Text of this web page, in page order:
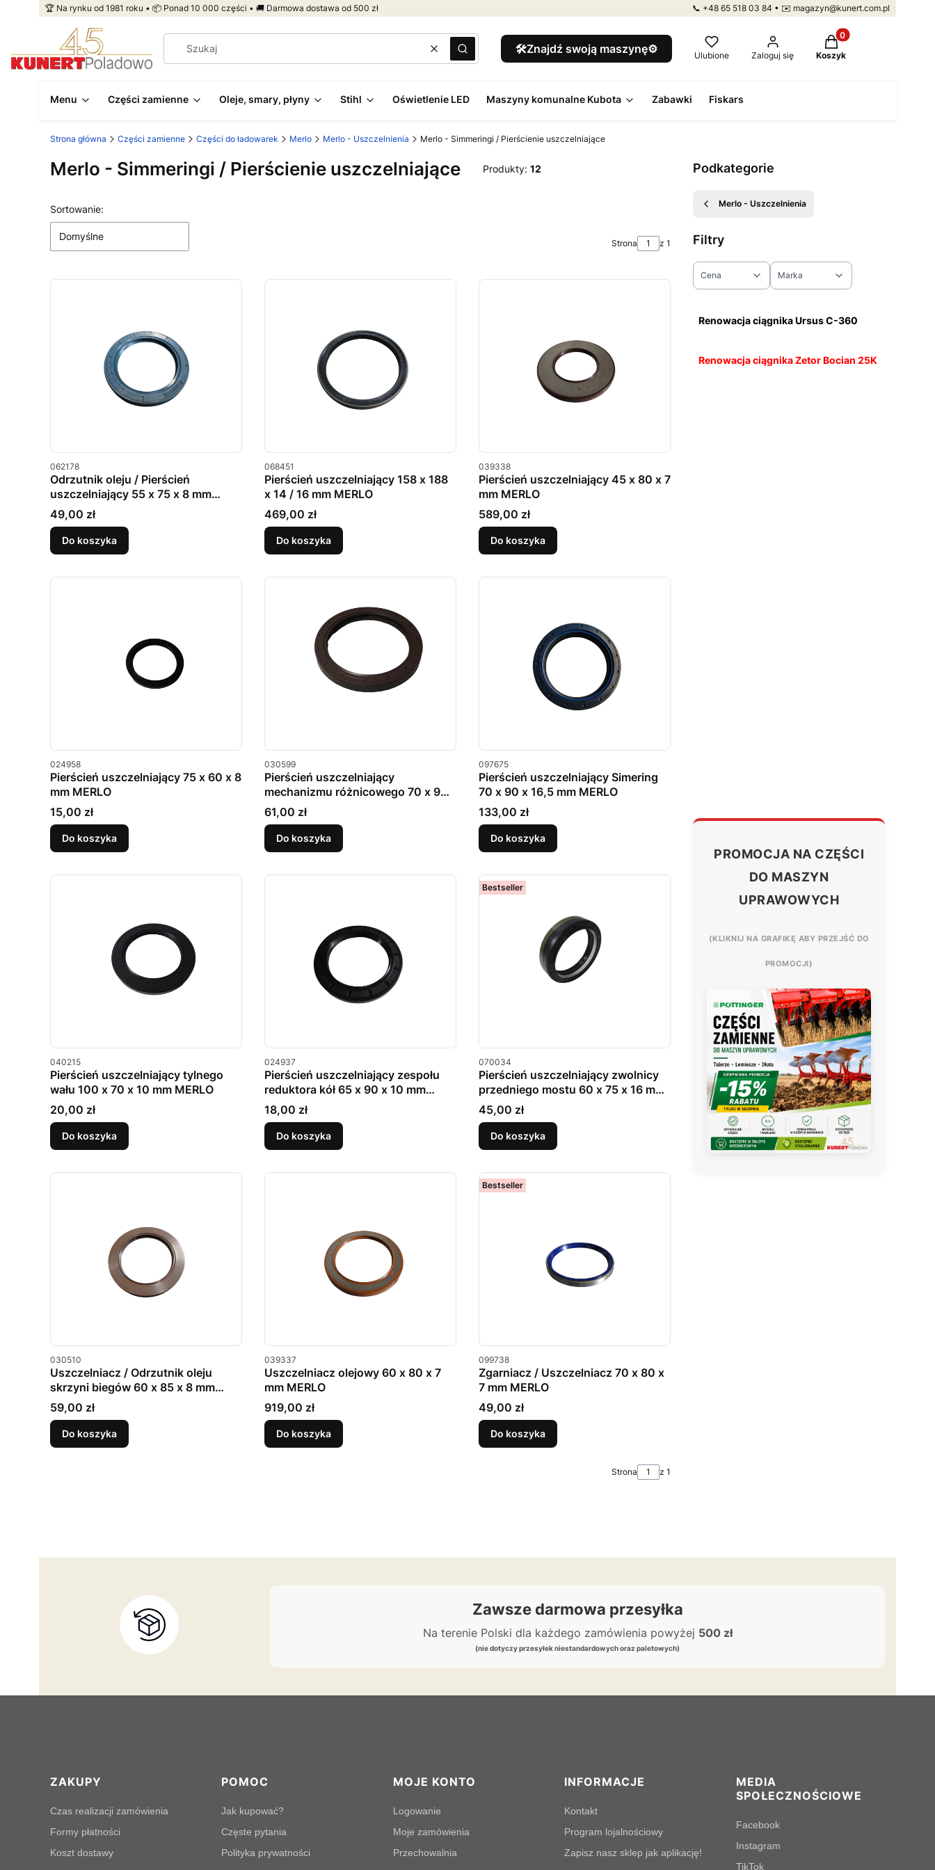
🏆 Na rynku od 1981 roku • 📦 Ponad 10 000 części • 🚚 Darmowa dostawa od 500 zł 📞 +48 65 518 03 84 • ✉️ magazyn@kunert.com.pl
WyczyśćSzukaj 🛠️Znajdź swoją maszynę⚙️ Ulubione Zaloguj się
Produkty w koszyku:
Koszyk
Menu Części zamienne Oleje, smary, płyny Stihl Oświetlenie LED Maszyny komunalne Kubota Zabawki Fiskars
Strona główna Części zamienne Części do ładowarek Merlo Merlo - Uszczelnienia Merlo - Simmeringi / Pierścienie uszczelniające
Merlo - Simmeringi / Pierścienie uszczelniające Produkty: 12
Lista produktów
Sortowanie:
Domyślne
Strona z 1
Kod produktu
062178
Odrzutnik oleju / Pierścień
uszczelniający 55 x 75 x 8 mm
MERLO
Cena
49,00 zł
Do koszyka
Kod produktu
068451
Pierścień uszczelniający 158 x 188
x 14 / 16 mm MERLO
Cena
469,00 zł
Do koszyka
Kod produktu
039338
Pierścień uszczelniający 45 x 80 x 7
mm MERLO
Cena
589,00 zł
Do koszyka
Kod produktu
024958
Pierścień uszczelniający 75 x 60 x 8
mm MERLO
Cena
15,00 zł
Do koszyka
Kod produktu
030599
Pierścień uszczelniający
mechanizmu różnicowego 70 x 90
x 10 mm MERLO
Cena
61,00 zł
Do koszyka
Kod produktu
097675
Pierścień uszczelniający Simering
70 x 90 x 16,5 mm MERLO
Cena
133,00 zł
Do koszyka
Kod produktu
040215
Pierścień uszczelniający tylnego
wału 100 x 70 x 10 mm MERLO
Cena
20,00 zł
Do koszyka
Kod produktu
024937
Pierścień uszczelniający zespołu
reduktora kół 65 x 90 x 10 mm
MERLO
Cena
18,00 zł
Do koszyka
Bestseller
Kod produktu
070034
Pierścień uszczelniający zwolnicy
przedniego mostu 60 x 75 x 16 mm
COMBI
Cena
45,00 zł
Do koszyka
Kod produktu
030510
Uszczelniacz / Odrzutnik oleju
skrzyni biegów 60 x 85 x 8 mm
MERLO
Cena
59,00 zł
Do koszyka
Kod produktu
039337
Uszczelniacz olejowy 60 x 80 x 7
mm MERLO
Cena
919,00 zł
Do koszyka
Bestseller
Kod produktu
099738
Zgarniacz / Uszczelniacz 70 x 80 x
7 mm MERLO
Cena
49,00 zł
Do koszyka
Strona z 1
Podkategorie
Merlo - Uszczelnienia
Filtry
Cena Marka
Renowacja ciągnika Ursus C-360
Renowacja ciągnika Zetor Bocian 25K
PROMOCJA NA CZĘŚCI
DO MASZYN
UPRAWOWYCH
(KLIKNIJ NA GRAFIKĘ ABY PRZEJŚĆ DO
PROMOCJI)
Zawsze darmowa przesyłka
Na terenie Polski dla każdego zamówienia powyżej 500 zł
(nie dotyczy przesyłek niestandardowych oraz paletowych)
Linki w stopce
ZAKUPY
Czas realizacji zamówienia
Formy płatności
Koszt dostawy
POMOC
Jak kupować?
Częste pytania
Polityka prywatności
MOJE KONTO
Logowanie
Moje zamówienia
Przechowalnia
INFORMACJE
Kontakt
Program lojalnościowy
Zapisz nasz sklep jak aplikację!
MEDIA
SPOŁECZNOŚCIOWE
Facebook
Instagram
TikTok